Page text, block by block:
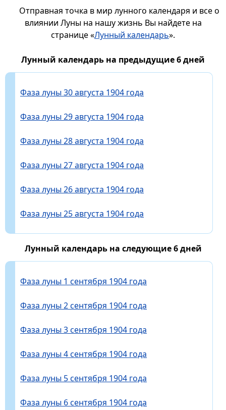
Отправная точка в мир лунного календаря и все о
влиянии Луны на нашу жизнь Вы найдете на
странице «Лунный календарь».
Лунный календарь на предыдущие 6 дней
Фаза луны 30 августа 1904 года
Фаза луны 29 августа 1904 года
Фаза луны 28 августа 1904 года
Фаза луны 27 августа 1904 года
Фаза луны 26 августа 1904 года
Фаза луны 25 августа 1904 года
Лунный календарь на следующие 6 дней
Фаза луны 1 сентября 1904 года
Фаза луны 2 сентября 1904 года
Фаза луны 3 сентября 1904 года
Фаза луны 4 сентября 1904 года
Фаза луны 5 сентября 1904 года
Фаза луны 6 сентября 1904 года